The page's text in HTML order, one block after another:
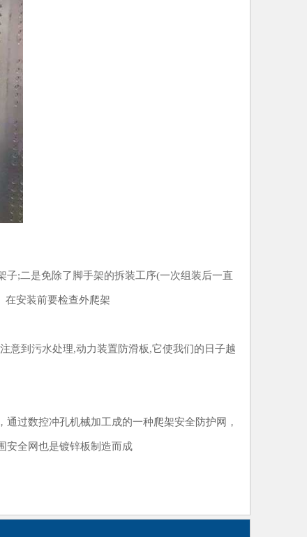
;二是免除了脚手架的拆装工序(一次组装后一直
安装前要检查外爬架
意到污水处理,动力装置防滑板,它使我们的日子越
过数控冲孔机械加工成的一种爬架安全防护网，
安全网也是镀锌板制造而成